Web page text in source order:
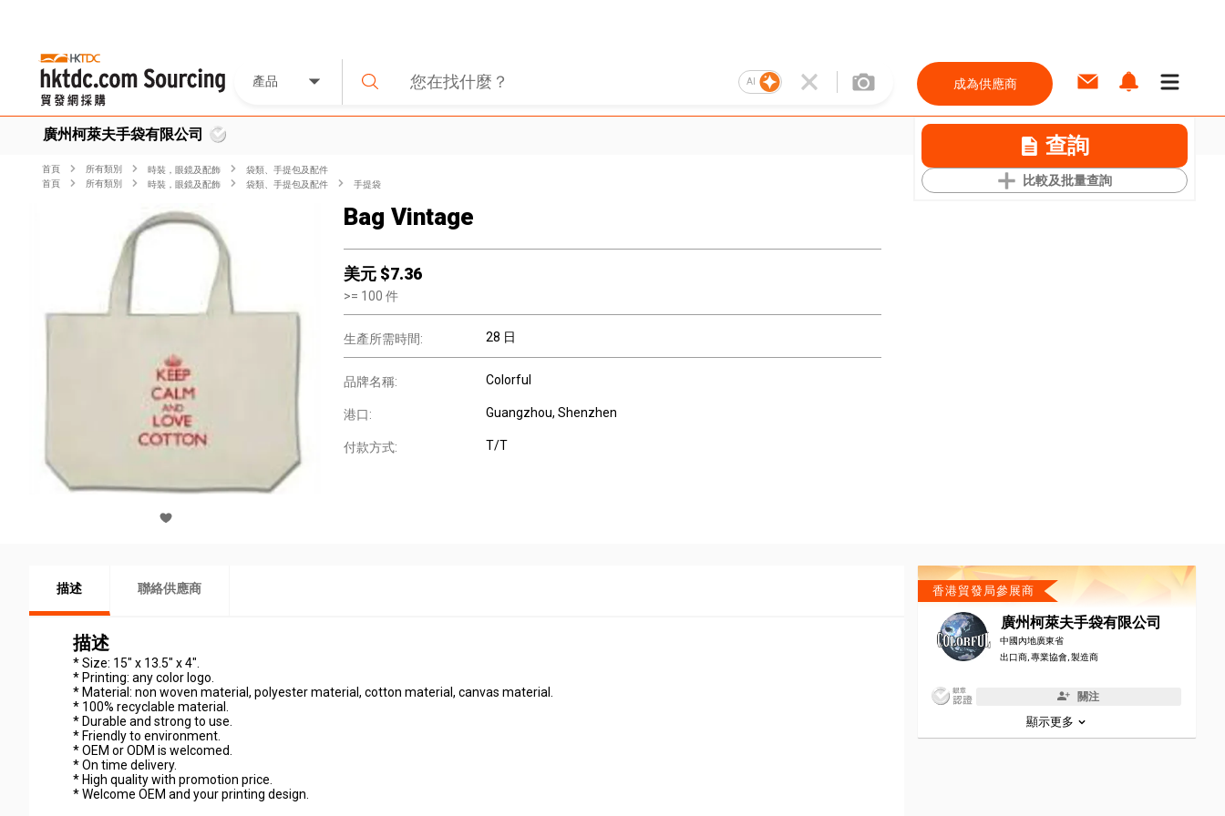
產品 AI 成為供應商
廣州柯萊夫手袋有限公司 查詢
比較及批量查詢
首頁 所有類別 時裝，眼鏡及配飾
袋類、手提包及配件
首頁
所有類別 時裝，眼鏡及配飾 袋類、手提包及配件 手提袋
Bag Vintage
美元 $7.36
>= 100 件
生產所需時間: 28 日
品牌名稱: Colorful
港口: Guangzhou, Shenzhen
付款方式: T/T
描述 聯絡供應商
描述
* Size: 15" x 13.5" x 4".
* Printing: any color logo.
* Material: non woven material, polyester material, cotton material, canvas material.
* 100% recyclable material.
* Durable and strong to use.
* Friendly to environment.
* OEM or ODM is welcomed.
* On time delivery.
* High quality with promotion price.
* Welcome OEM and your printing design.
香港貿發局參展商
廣州柯萊夫手袋有限公司
中國內地廣東省
出口商, 專業協會, 製造商
關注
顯示更多